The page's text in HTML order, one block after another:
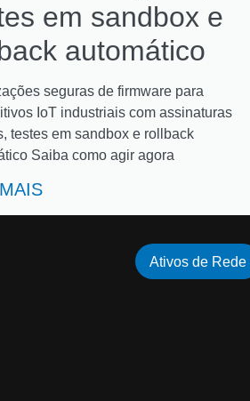
em sandbox e
automático
seguras de firmware para
IoT industriais com assinaturas
testes em sandbox e rollback
Saiba como agir agora
Ativos de Rede